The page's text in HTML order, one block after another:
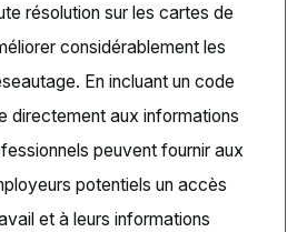
résolution sur les cartes de
considérablement les
En incluant un code
directement aux informations
peuvent fournir aux
potentiels un accès
et à leurs informations